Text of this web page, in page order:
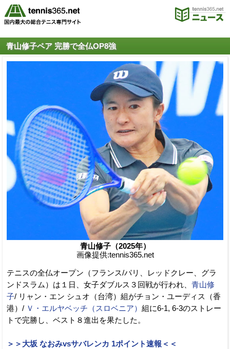
青山修子ペア 完勝で全仏OP8強
青山修子（2025年）
画像提供:tennis365.net
テニスの全仏オープン（フランス/パリ、レッドクレー、グラ
ンドスラム）は１日、女子ダブルス３回戦が行われ、 青山修
子/ リャン・エン シュオ（台湾）組がチョン・ユーディス（香
港）/ Ｖ・エルヤベッチ（スロベニア） 組に6-1, 6-3のストレー
トで完勝し、ベスト８進出を果たした。
＞＞大坂 なおみvsサバレンカ 1ポイント速報＜＜